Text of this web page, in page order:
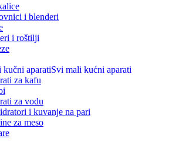
i blenderi
i roštilji
kučni aparatiSvi mali kućni aparati
za kafu
za vodu
i kuvanje na pari
za meso